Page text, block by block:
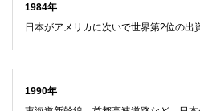
1984年
日本がアメリカに次いで世界第2位の出
1990年